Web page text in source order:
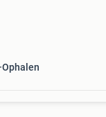
Ophalen